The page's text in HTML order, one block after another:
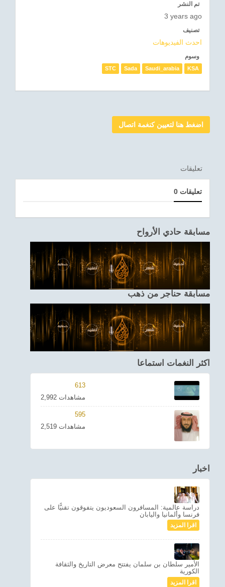
تم النشر
3 years ago
تصنيف
احدث الفيديوهات
وسوم
STC Sada Saudi_arabia KSA
اضغط هنا لتعيين كنغمة اتصال
تعليقات
0 تعليقات
مسابقة حادي الأرواح
مسابقة حناجر من ذهب
اكثر النغمات استماعا
613
2,992 مشاهدات
595
2,519 مشاهدات
اخبار
دراسة عالمية: المسافرون السعوديون يتفوقون تقنيًّا على
فرنسا وألمانيا واليابان
اقرا المزيد
الأمير سلطان بن سلمان يفتتح معرض التاريخ والثقافة
الكورية
اقرا المزيد